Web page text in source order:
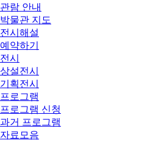
관람 안내
박물관 지도
전시해설
예약하기
전시
상설전시
기획전시
프로그램
프로그램 신청
과거 프로그램
자료모음